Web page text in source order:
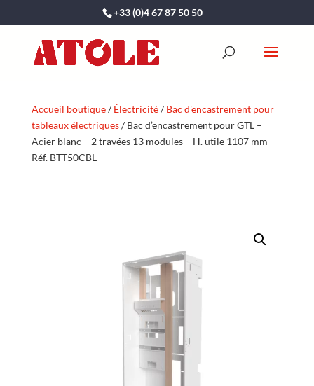
+33 (0)4 67 87 50 50
Accueil boutique/Électricité/Bac d'encastrement pour
tableaux électriques/ Bac d’encastrement pour GTL –
Acier blanc – 2 travées 13 modules – H. utile 1107 mm –
Réf. BTT50CBL